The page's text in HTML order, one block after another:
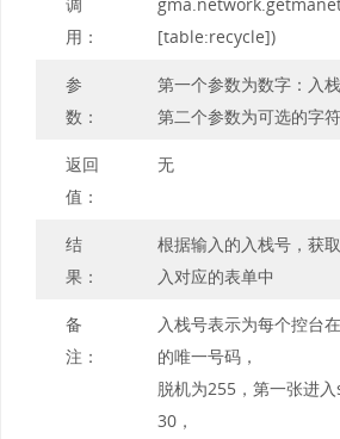
用：
[table:recycle])
参
数：
第一个参数为数字：入
第二个参数为可选的字
返回
值：
无
结
果：
根据输入的入栈号，获
入对应的表单中
备
注：
入栈号表示为每个控台
的唯一号码，
脱机为255，第一张进
30，